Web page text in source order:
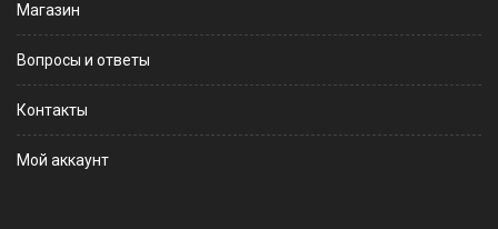
Магазин
Вопросы и ответы
Контакты
Мой аккаунт